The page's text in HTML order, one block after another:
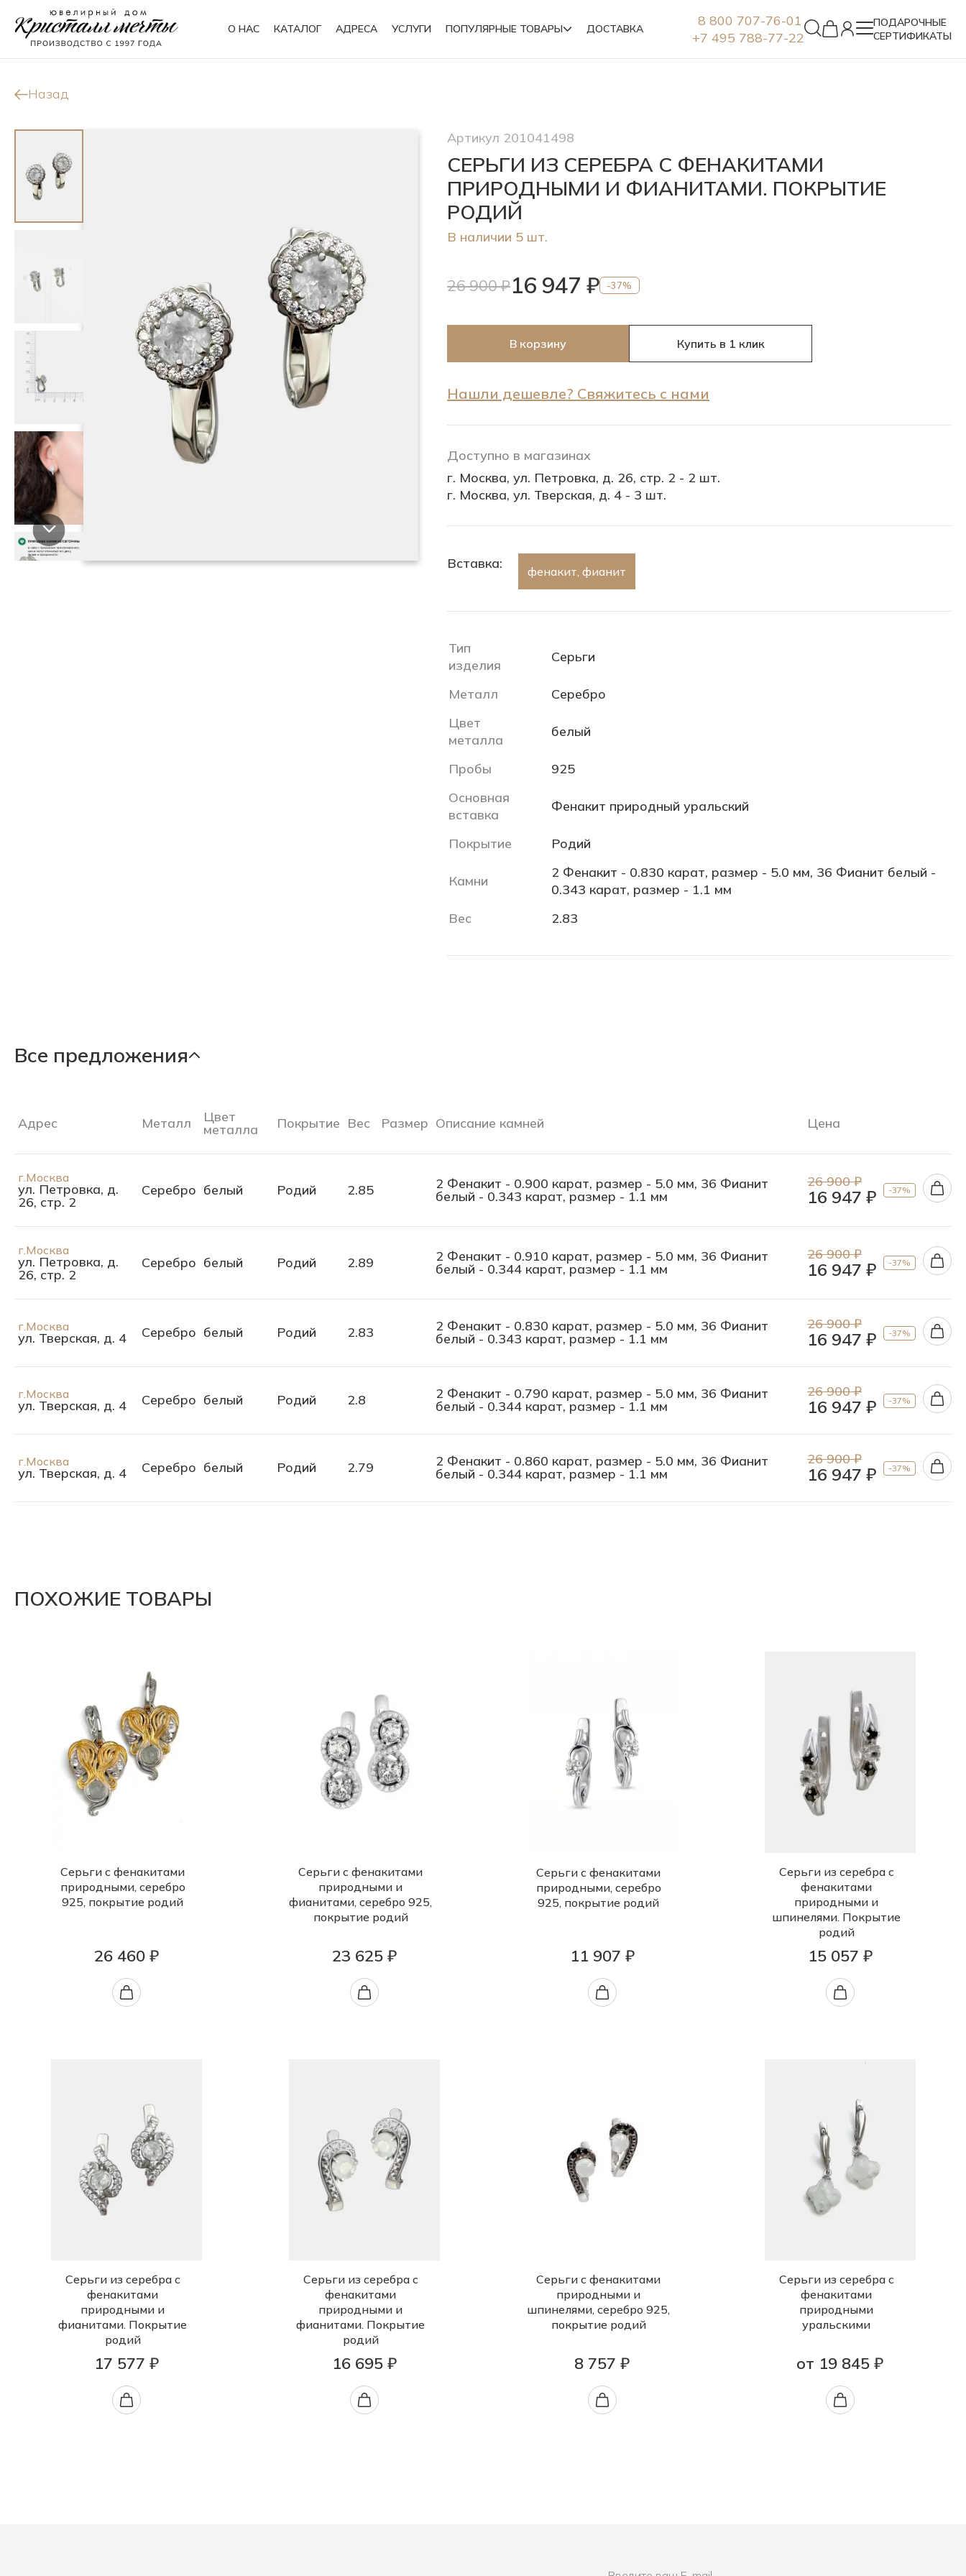
О НАС КАТАЛОГ АДРЕСА УСЛУГИ ПОПУЛЯРНЫЕ ТОВАРЫ ДОСТАВКА
8 800 707-76-01
+7 495 788-77-22
ПОДАРОЧНЫЕ
СЕРТИФИКАТЫ
Кольца
Колье Броши
Назад
Артикул 201041498
СЕРЬГИ ИЗ СЕРЕБРА С ФЕНАКИТАМИ
ПРИРОДНЫМИ И ФИАНИТАМИ. ПОКРЫТИЕ
РОДИЙ
В наличии 5 шт.
26 900 ₽16 947 ₽ -37%
В корзину Купить в 1 клик
Нашли дешевле? Свяжитесь с нами
Доступно в магазинах
г. Москва, ул. Петровка, д. 26, стр. 2 - 2 шт.
г. Москва, ул. Тверская, д. 4 - 3 шт.
Вставка: фенакит, фианит
Тип
изделия
Серьги
Металл
Серебро
Цвет
металла
белый
Пробы
925
Основная
вставка
Фенакит природный уральский
Покрытие Родий
Камни
2 Фенакит - 0.830 карат, размер - 5.0 мм, 36 Фианит белый -
0.343 карат, размер - 1.1 мм
Вес
2.83
Все предложения
Адрес Металл Цвет
металла Покрытие Вес Размер Описание камней Цена
г.Москва
ул. Петровка, д.
26, стр. 2
Серебро белый Родий 2.85 2 Фенакит - 0.900 карат, размер - 5.0 мм, 36 Фианит
белый - 0.343 карат, размер - 1.1 мм
26 900 ₽
16 947 ₽ -37%
г.Москва
ул. Петровка, д.
26, стр. 2
Серебро белый Родий 2.89 2 Фенакит - 0.910 карат, размер - 5.0 мм, 36 Фианит
белый - 0.344 карат, размер - 1.1 мм
26 900 ₽
16 947 ₽ -37%
г.Москва
ул. Тверская, д. 4 Серебро белый Родий 2.83 2 Фенакит - 0.830 карат, размер - 5.0 мм, 36 Фианит
белый - 0.343 карат, размер - 1.1 мм
26 900 ₽
16 947 ₽ -37%
г.Москва
ул. Тверская, д. 4 Серебро белый Родий 2.8 2 Фенакит - 0.790 карат, размер - 5.0 мм, 36 Фианит
белый - 0.344 карат, размер - 1.1 мм
26 900 ₽
16 947 ₽ -37%
г.Москва
ул. Тверская, д. 4 Серебро белый Родий 2.79 2 Фенакит - 0.860 карат, размер - 5.0 мм, 36 Фианит
белый - 0.344 карат, размер - 1.1 мм
26 900 ₽
16 947 ₽ -37%
ПОХОЖИЕ ТОВАРЫ
Серьги с фенакитами
природными, серебро
925, покрытие родий
26 460 ₽
Серьги с фенакитами
природными и
фианитами, серебро 925,
покрытие родий
23 625 ₽
Серьги с фенакитами
природными, серебро
925, покрытие родий
11 907 ₽
Серьги из серебра с
фенакитами
природными и
шпинелями. Покрытие
родий
15 057 ₽
Серьги из серебра с
фенакитами
природными и
фианитами. Покрытие
родий
17 577 ₽
Серьги из серебра с
фенакитами
природными и
фианитами. Покрытие
родий
16 695 ₽
Серьги с фенакитами
природными и
шпинелями, серебро 925,
покрытие родий
8 757 ₽
Серьги из серебра с
фенакитами
природными
уральскими
от 19 845 ₽